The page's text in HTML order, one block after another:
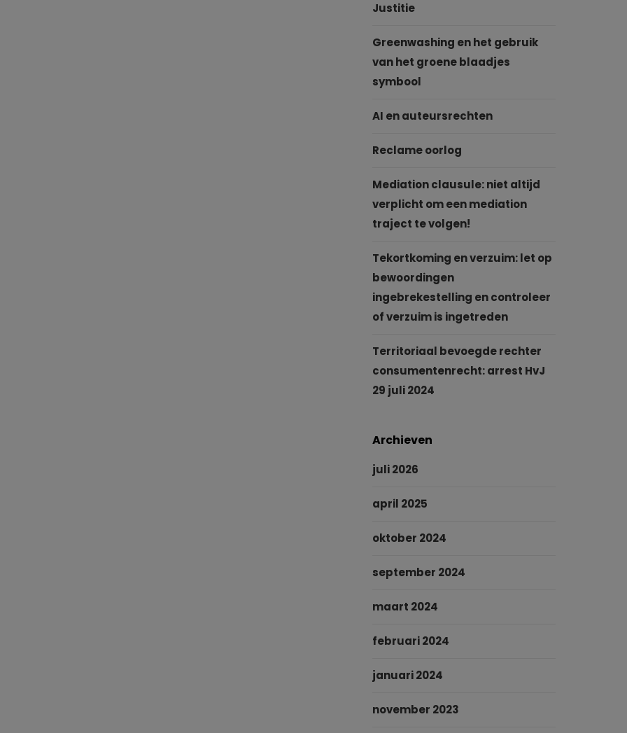
Justitie
Greenwashing en het gebruik
van het groene blaadjes
symbool
AI en auteursrechten
Reclame oorlog
Mediation clausule: niet altijd
verplicht om een mediation
traject te volgen!
Tekortkoming en verzuim: let op
bewoordingen
ingebrekestelling en controleer
of verzuim is ingetreden
Territoriaal bevoegde rechter
consumentenrecht: arrest HvJ
29 juli 2024
Archieven
juli 2026
april 2025
oktober 2024
september 2024
maart 2024
februari 2024
januari 2024
november 2023